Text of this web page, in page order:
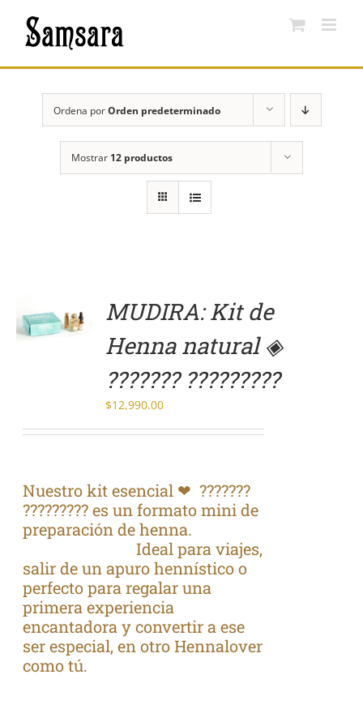
contenido
Ordena porOrden predeterminado
Mostrar 12 productos
DETALLES
MUDIRA: Kit de
Henna natural ◈
??????? ?????????
$12,990.00
Nuestro kit esencial ❤ ???????
????????? es un formato mini de
preparación de henna.
Ideal para viajes,
salir de un apuro hennístico o
perfecto para regalar una
primera experiencia
encantadoray convertir a ese
ser especial, en otro Hennalover
como tú.